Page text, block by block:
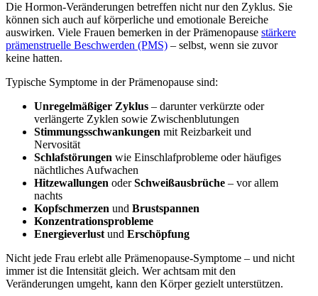
Die Hormon-Veränderungen betreffen nicht nur den Zyklus. Sie
können sich auch auf körperliche und emotionale Bereiche
auswirken. Viele Frauen bemerken in der Prämenopause stärkere
prämenstruelle Beschwerden (PMS) – selbst, wenn sie zuvor
keine hatten.
Typische Symptome in der Prämenopause sind:
Unregelmäßiger Zyklus – darunter verkürzte oder
verlängerte Zyklen sowie Zwischenblutungen
Stimmungsschwankungen mit Reizbarkeit und
Nervosität
Schlafstörungen wie Einschlafprobleme oder häufiges
nächtliches Aufwachen
Hitzewallungen oderSchweißausbrüche – vor allem
nachts
Kopfschmerzen und Brustspannen
Konzentrationsprobleme
Energieverlust und Erschöpfung
Nicht jede Frau erlebt alle Prämenopause-Symptome – und nicht
immer ist die Intensität gleich. Wer achtsam mit den
Veränderungen umgeht, kann den Körper gezielt unterstützen.